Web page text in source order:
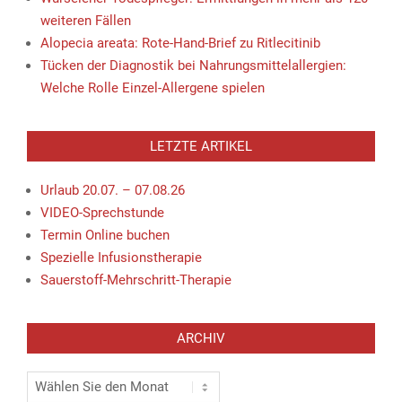
21:32 : ICE-Notfallübung: Alarmmeldung kam per
Fax
weiterlesen
21:30 : Personalausweis wird reformiert: Große
Neuerung bei der Adresse im Gespräch
21:27 : Urlaub auf dem Vierfelderhof in Gatow: Die
Berliner Oase, die kaum jemand kennt
befürchtet
21:05 : Ohne Genehmigung: Trump-nahes
Ölunternehmen bringt Bohrgerät nach Grönland
21:01 : +++ Iran-Krieg +++: Trump verlängert
Ausnahmen für Öltransport
weiteren Fällen
Alopecia areata: Rote-Hand-Brief zu Ritlecitinib
Tücken der Diagnostik bei Nahrungsmittelallergien:
Welche Rolle Einzel-Allergene spielen
LETZTE ARTIKEL
Urlaub 20.07. – 07.08.26
VIDEO-Sprechstunde
Termin Online buchen
Spezielle Infusionstherapie
Sauerstoff-Mehrschritt-Therapie
ARCHIV
Archiv